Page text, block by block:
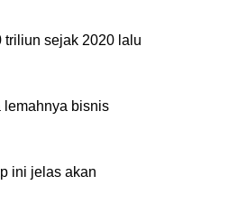
triliun sejak 2020 lalu
lemahnya bisnis
ini jelas akan